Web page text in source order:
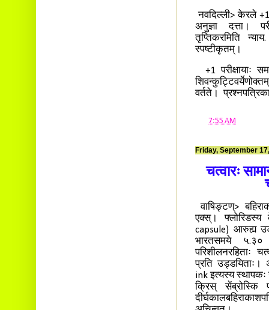
नवदिल्ली> केरले +1
अनुज्ञा दत्ता।
तृप्तिकरमिति
स्पष्टीकृतम्।
+1 परीक्षायाः
वर्तते।
7:55 AM
Friday, September
चत्वारः
वाषिङ्टण्>
एक्स्। फ्लोरिडस्य
capsule) आरुह्य
भारतसमये
परिशीलनरहिताः
प्रति उड्डयिताः।
ink इत्यस्य स्थापकः
क्रिस् सेंब्रोस्कि